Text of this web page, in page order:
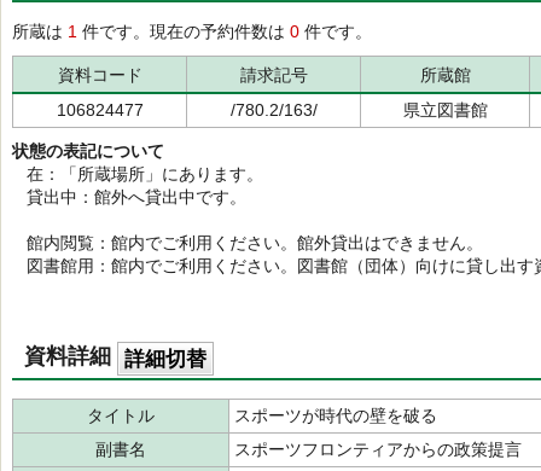
所蔵は 1 件です。現在の予約件数は 0 件です。
資料コード 請求記号
所蔵館
106824477
/780.2/163/ 県立図書館
状態の表記について
在：「所蔵場所」にあります。
貸出中：館外へ貸出中です。
館内閲覧：館内でご利用ください。館外貸出はできません。
図書館用：館内でご利用ください。図書館（団体）向けに貸し出す
資料詳細 詳細切替
タイトル
スポーツが時代の壁を破る
副書名
スポーツフロンティアからの政策提言